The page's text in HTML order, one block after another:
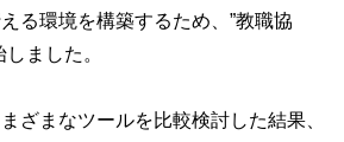
る環境を構築するため、”教職協
ました。
ざまなツールを比較検討した結果、